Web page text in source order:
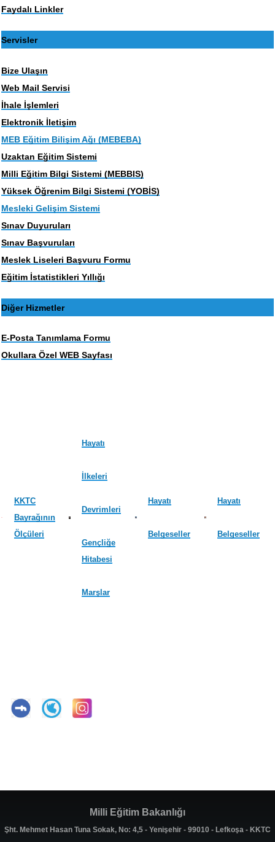
Faydalı Linkler
Servisler
Bize Ulaşın
Web Mail Servisi
İhale İşlemleri
Elektronik İletişim
MEB Eğitim Bilişim Ağı (MEBEBA)
Uzaktan Eğitim Sistemi
Milli Eğitim Bilgi Sistemi (MEBBIS)
Yüksek Öğrenim Bilgi Sistemi (YOBİS)
Mesleki Gelişim Sistemi
Sınav Duyuruları
Sınav Başvuruları
Meslek Liseleri Başvuru Formu
Eğitim İstatistikleri Yıllığı
Diğer Hizmetler
E-Posta Tanımlama Formu
Okullara Özel WEB Sayfası
KKTC
Bayrağının
Ölçüleri
Hayatı
İlkeleri
Devrimleri
Gençliğe
Hitabesi
Marşlar
Hayatı
Belgeseller
Hayatı
Belgeseller
Milli Eğitim Bakanlığı
Şht. Mehmet Hasan Tuna Sokak, No: 4,5 - Yenişehir - 99010 - Lefkoşa - KKTC